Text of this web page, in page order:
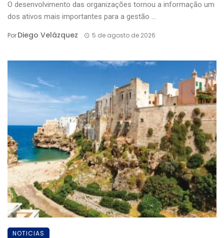
O desenvolvimento das organizações tornou a informação um
dos ativos mais importantes para a gestão ...
PorDiego Velázquez 5 de agosto de 2026
NOTICIAS